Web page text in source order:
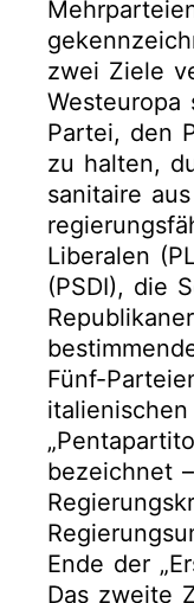
zwei Ziele
Westeuropa
Partei, den
zu halten,
sanitaire
Liberalen
(PSDI), die
Fünf-
bezeichnet
Ende der
Das zweite